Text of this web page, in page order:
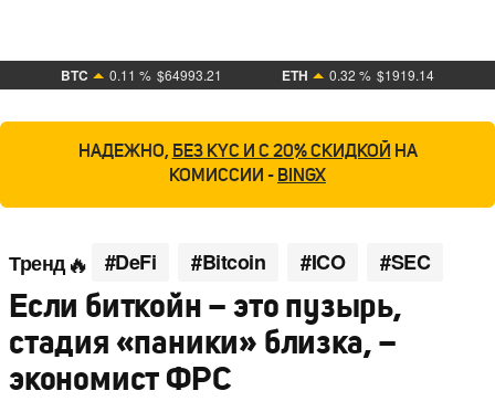
BTC 0.11 % $64993.21 ETH 0.32 % $1919.14
НАДЕЖНО, БЕЗ KYC И С 20% СКИДКОЙ НА
КОМИССИИ - BINGX
Тренд #DeFi #Bitcoin #ICO #SEC
Если биткойн – это пузырь,
стадия «паники» близка, –
экономист ФРС